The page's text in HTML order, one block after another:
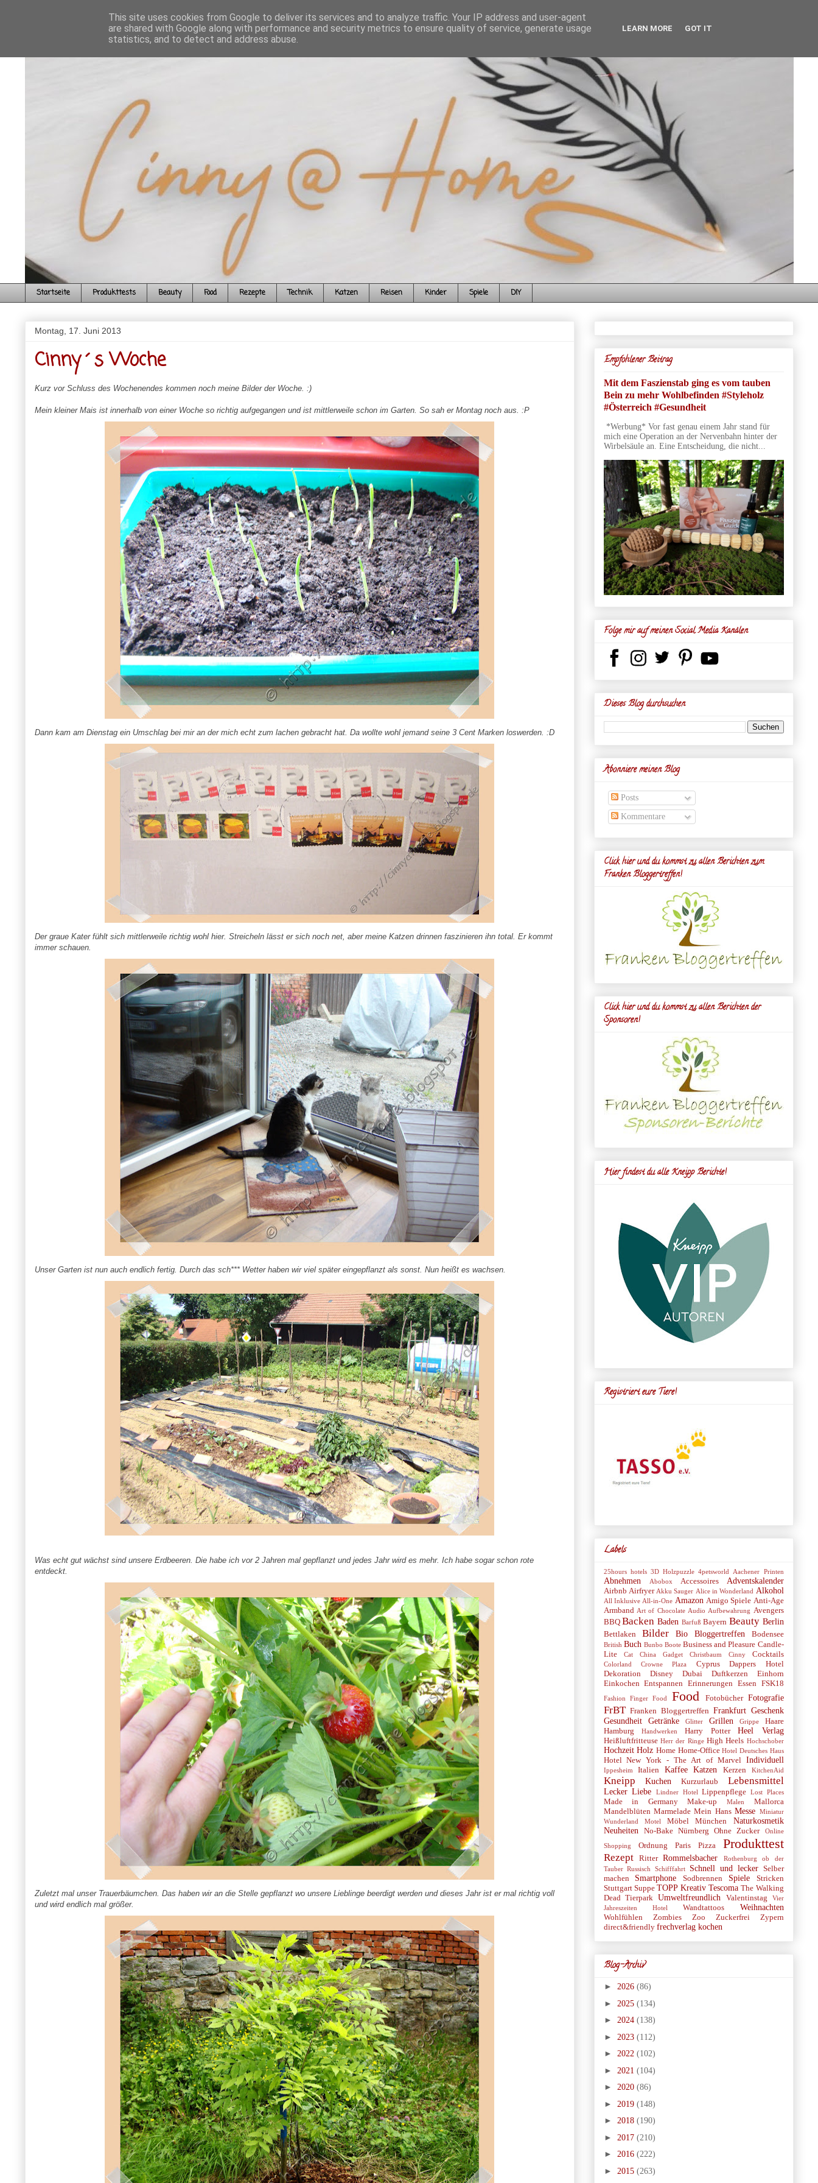
Startseite Produkttests Beauty Food Rezepte Technik Katzen Reisen Kinder Spiele DIY
Montag, 17. Juni 2013
Cinny´s Woche
Kurz vor Schluss des Wochenendes kommen noch meine Bilder der Woche. :)
Mein kleiner Mais ist innerhalb von einer Woche so richtig aufgegangen und ist mittlerweile schon im Garten. So sah er Montag noch aus. :P
Dann kam am Dienstag ein Umschlag bei mir an der mich echt zum lachen gebracht hat. Da wollte wohl jemand seine 3 Cent Marken loswerden. :D
Der graue Kater fühlt sich mittlerweile richtig wohl hier. Streicheln lässt er sich noch net, aber meine Katzen drinnen faszinieren ihn total. Er kommt
immer schauen.
Unser Garten ist nun auch endlich fertig. Durch das sch*** Wetter haben wir viel später eingepflanzt als sonst. Nun heißt es wachsen.
Was echt gut wächst sind unsere Erdbeeren. Die habe ich vor 2 Jahren mal gepflanzt und jedes Jahr wird es mehr. Ich habe sogar schon rote
entdeckt.
Zuletzt mal unser Trauerbäumchen. Das haben wir an die Stelle gepflanzt wo unsere Lieblinge beerdigt werden und dieses Jahr ist er mal richtig voll
und wird endlich mal größer.
Empfohlener Beitrag
Mit dem Faszienstab ging es vom tauben
Bein zu mehr Wohlbefinden #Styleholz
#Österreich #Gesundheit
*Werbung* Vor fast genau einem Jahr stand für
mich eine Operation an der Nervenbahn hinter der
Wirbelsäule an. Eine Entscheidung, die nicht...
Folge mir auf meinen Social Media Kanälen
Dieses Blog durchsuchen
Abonniere meinen Blog
Posts
Kommentare
Click hier und du kommst zu allen Berichten zum
Franken Bloggertreffen!
Click hier und du kommst zu allen Berichten der
Sponsoren!
Hier findest du alle Kneipp Berichte!
Registriert eure Tiere!
Labels
25hours hotels 3D Holzpuzzle 4petsworld Aachener Printen
Abnehmen Abobox Accessoires Adventskalender
Airbnb Airfryer Akku Sauger Alice in Wonderland Alkohol
All Inklusive All-in-One Amazon Amigo Spiele Anti-Age
Armband Art of Chocolate Audio Aufbewahrung Avengers
BBQ Backen Baden Barfuß Bayern Beauty Berlin
Bettlaken Bilder Bio Bloggertreffen Bodensee
British Buch Bunbo Boote Business and Pleasure Candle-
Lite
Cat China Gadget Christbaum Cinny Cocktails
Colorland Crowne Plaza Cyprus
Dappers Hotel
Dekoration
Disney Dubai Duftkerzen
Einhorn
Einkochen Entspannen Erinnerungen Essen FSK18
Fashion Finger Food Food Fotobücher Fotografie
FrBT Franken Bloggertreffen Frankfurt Geschenk
Gesundheit
Getränke Glitter Grillen Grippe
Haare
Hamburg
Handwerken Harry Potter Heel Verlag
Heißluftfritteuse Herr der Ringe High Heels Hochschober
Hochzeit Holz Home Home-Office Hotel Deutsches Haus
Hotel New York - The Art of Marvel Individuell
Ippesheim Italien Kaffee Katzen Kerzen KitchenAid
Kneipp Kuchen Kurzurlaub Lebensmittel
Lecker Liebe Lindner Hotel Lippenpflege Lost Places
Made in Germany Make-up Malen
Mallorca
Mandelblüten Marmelade Mein Hans Messe Miniatur
Wunderland
Motel Möbel München
Naturkosmetik
Neuheiten
No-Bake Nürnberg Ohne Zucker
Online
Shopping
Ordnung Paris Pizza Produkttest
Rezept Ritter Rommelsbacher
Rothenburg ob der
Tauber Russisch Schifffahrt Schnell und lecker Selber
machen
Smartphone Sodbrennen Spiele
Stricken
Stuttgart Suppe TOPP Kreativ Tescoma The Walking
Dead Tierpark Umweltfreundlich Valentinstag
Vier
Jahreszeiten Hotel
Wandtattoos Weihnachten
Wohlfühlen Zombies Zoo Zuckerfrei
Zypern
direct&friendly frechverlag kochen
Blog-Archiv
► 2026 (86)
► 2025 (134)
► 2024 (138)
► 2023 (112)
► 2022 (102)
► 2021 (104)
► 2020 (86)
► 2019 (148)
► 2018 (190)
► 2017 (210)
► 2016 (222)
► 2015 (263)
This site uses cookies from Google to deliver its services and to analyze traffic. Your IP address and user-agent
are shared with Google along with performance and security metrics to ensure quality of service, generate usage
statistics, and to detect and address abuse.
LEARN MORE GOT IT